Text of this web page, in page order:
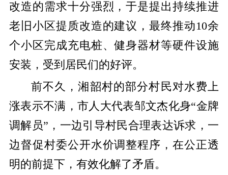
改造的需求十分强烈，于是提出持续推进
老旧小区提质改造的建议，最终推动10余
个小区完成充电桩、健身器材等硬件设施
安装，受到居民们的好评。
前不久，湘韶村的部分村民对水费上
涨表示不满，市人大代表邹文杰化身“金牌
调解员”，一边引导村民合理表达诉求，一
边督促村委公开水价调整程序，在公正透
明的前提下，有效化解了矛盾。